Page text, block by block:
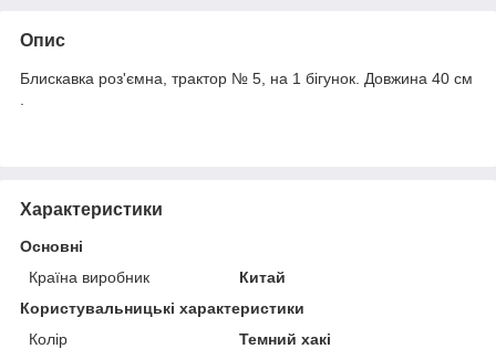
Опис
Блискавка роз'ємна, трактор № 5, на 1 бігунок. Довжина 40 см
Характеристики
Основні
Країна виробник
Китай
Користувальницькі характеристики
Колір
Темний хакі